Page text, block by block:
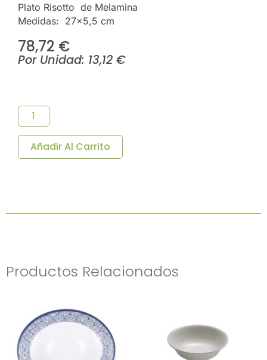
Plato Risotto de Melamina
Medidas: 27×5,5 cm
78,72 €
Por Unidad: 13,12 €
MOSS
TIVOLI
27x5.5cm
6U/C
Cantidad
Añadir Al Carrito
Productos Relacionados